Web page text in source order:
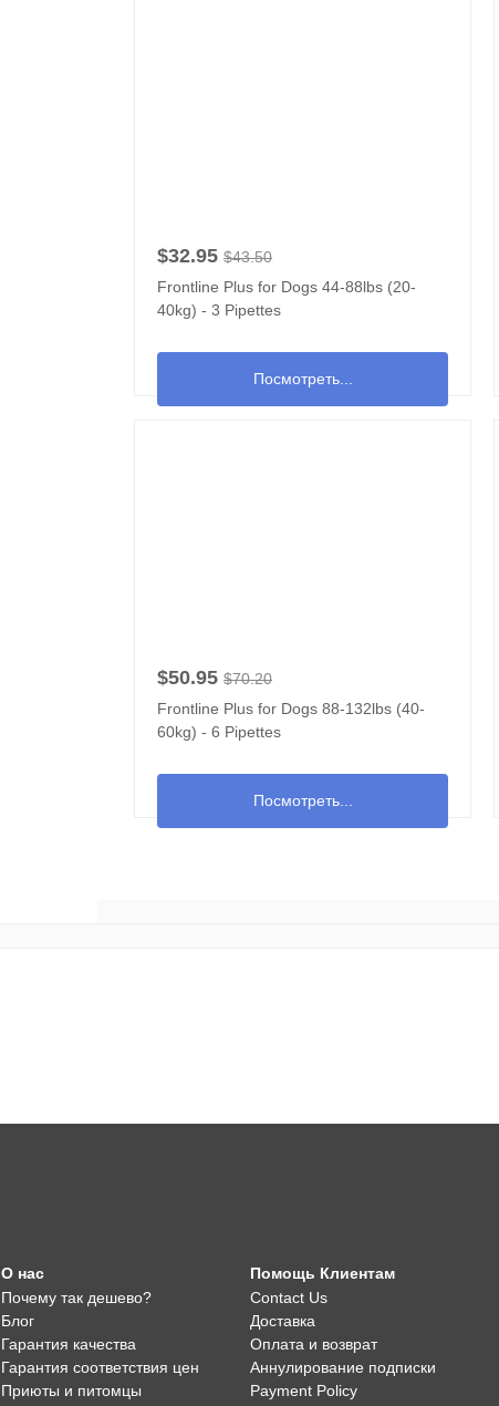
$32.95 $43.50
Frontline Plus for Dogs 44-88lbs (20-
40kg) - 3 Pipettes
Посмотреть...
$50.95 $70.20
Frontline Plus for Dogs 88-132lbs (40-
60kg) - 6 Pipettes
Посмотреть...
О нас
Почему так дешево?
Блог
Гарантия качества
Гарантия соответствия цен
Приюты и питомцы
Помощь Клиентам
Contact Us
Доставка
Оплата и возврат
Аннулирование подписки
Payment Policy